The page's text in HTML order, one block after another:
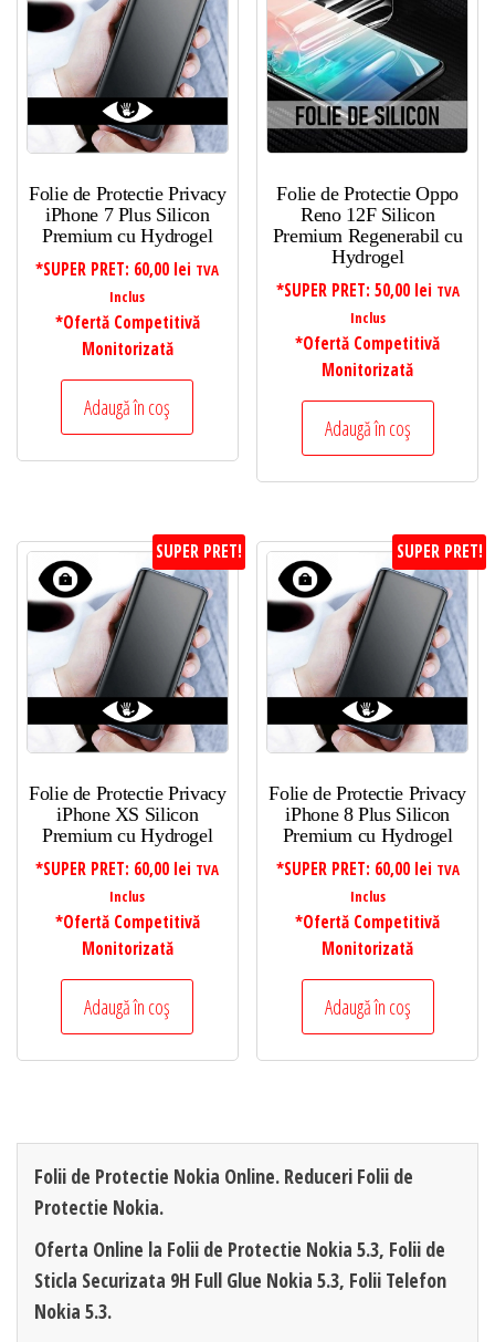
Folie de Protectie Privacy
iPhone 7 Plus Silicon
Premium cu Hydrogel
*SUPER PRET: 60,00 lei TVA
Inclus
*Ofertă Competitivă
Monitorizată
Adaugă în coș
Folie de Protectie Oppo
Reno 12F Silicon
Premium Regenerabil cu
Hydrogel
*SUPER PRET: 50,00 lei TVA
Inclus
*Ofertă Competitivă
Monitorizată
Adaugă în coș
SUPER PRET!
Folie de Protectie Privacy
iPhone XS Silicon
Premium cu Hydrogel
*SUPER PRET: 60,00 lei TVA
Inclus
*Ofertă Competitivă
Monitorizată
Adaugă în coș
SUPER PRET!
Folie de Protectie Privacy
iPhone 8 Plus Silicon
Premium cu Hydrogel
*SUPER PRET: 60,00 lei TVA
Inclus
*Ofertă Competitivă
Monitorizată
Adaugă în coș
Folii de Protectie Nokia Online. Reduceri Folii de
Protectie Nokia.
Oferta Online la Folii de Protectie Nokia 5.3, Folii de
Sticla Securizata 9H Full Glue Nokia 5.3, Folii Telefon
Nokia 5.3.